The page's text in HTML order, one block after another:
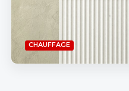
CHAUFFAGE